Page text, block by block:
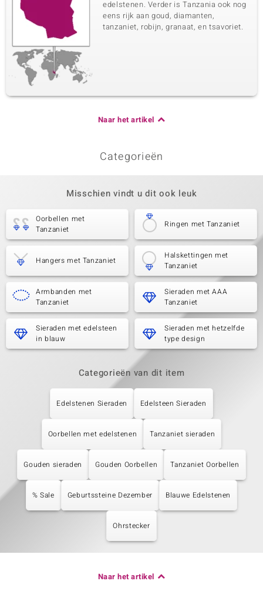
edelstenen. Verder is Tanzania ook nog
eens rijk aan goud, diamanten,
tanzaniet, robijn, granaat, en tsavoriet.
Naar het artikel
Categorieën
Misschien vindt u dit ook leuk
Oorbellen met
Tanzaniet
Ringen met Tanzaniet
Hangers met Tanzaniet
Halskettingen met
Tanzaniet
Armbanden met
Tanzaniet
Sieraden met AAA
Tanzaniet
Sieraden met edelsteen
in blauw
Sieraden met hetzelfde
type design
Categorieën van dit item
Edelstenen Sieraden Edelsteen Sieraden
Oorbellen met edelstenen Tanzaniet sieraden
Gouden sieraden Gouden Oorbellen Tanzaniet Oorbellen
% Sale Geburtssteine Dezember Blauwe Edelstenen
Ohrstecker
Naar het artikel